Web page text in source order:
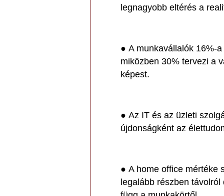
legnagyobb eltérés a
● A munkavállalók 16%-
miközben 30% tervezi a
képest.
● Az IT és az üzleti
újdonságként az
● A home office mértéke
legalább részben